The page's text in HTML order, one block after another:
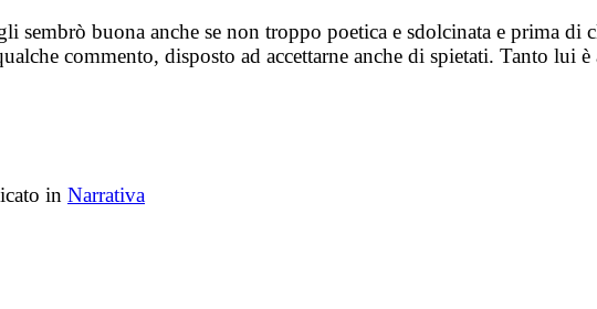
sembrò buona anche se non troppo poetica e sdolcinata e prima di
commento, disposto ad accettarne anche di spietati. Tanto lui
in Narrativa